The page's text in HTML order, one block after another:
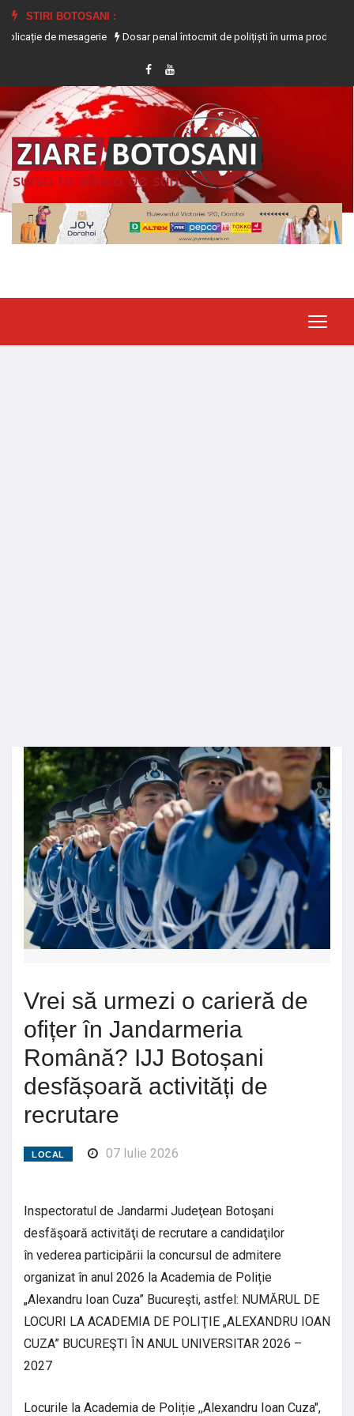
STIRI BOTOSANI :
Dosar penal întocmit de polițiști în urma producerii unui
Vrei să urmezi o carieră de
ofițer în Jandarmeria
Română? IJJ Botoșani
desfășoară activități de
recrutare
LOCAL 07 Iulie 2026
Inspectoratul de Jandarmi Judeţean Botoşani
desfăşoară activităţi de recrutare a candidaţilor
în vederea participării la concursul de admitere
organizat în anul 2026 la Academia de Poliție
„Alexandru Ioan Cuza” Bucureşti, astfel: NUMĂRUL DE
LOCURI LA ACADEMIA DE POLIŢIE „ALEXANDRU IOAN
CUZA” BUCUREŞTI ÎN ANUL UNIVERSITAR 2026 –
2027
Locurile la Academia de Poliție ,,Alexandru Ioan Cuza",